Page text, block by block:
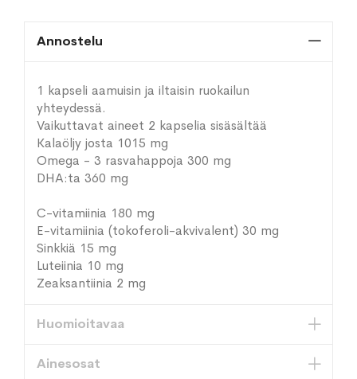
Annostelu
1 kapseli aamuisin ja iltaisin ruokailun
yhteydessä.
Vaikuttavat aineet 2 kapselia sisäsältää
Kalaöljy josta 1015 mg
Omega - 3 rasvahappoja 300 mg
DHA:ta 360 mg
C-vitamiinia 180 mg
E-vitamiinia (tokoferoli-akvivalent) 30 mg
Sinkkiä 15 mg
Luteiinia 10 mg
Zeaksantiinia 2 mg
Huomioitavaa
Ainesosat